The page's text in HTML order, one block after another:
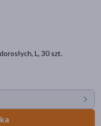
L, 30 szt.